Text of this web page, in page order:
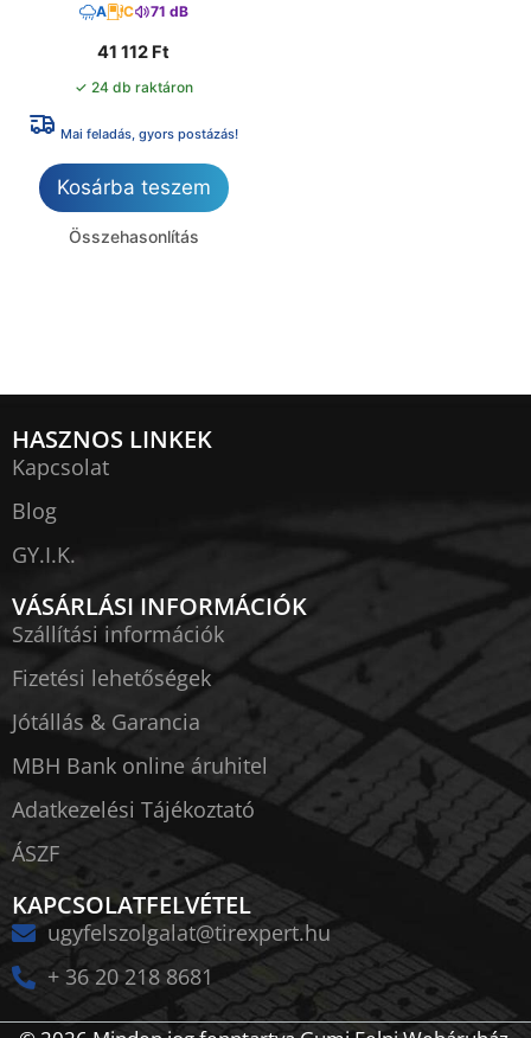
A C 71 dB
41 112 Ft
✓ 24 db raktáron
Mai feladás, gyors postázás!
Kosárba teszem
Összehasonlítás
HASZNOS LINKEK
Kapcsolat
Blog
GY.I.K.
VÁSÁRLÁSI INFORMÁCIÓK
Szállítási információk
Fizetési lehetőségek
Jótállás & Garancia
MBH Bank online áruhitel
Adatkezelési Tájékoztató
ÁSZF
KAPCSOLATFELVÉTEL
ugyfelszolgalat@tirexpert.hu
+ 36 20 218 8681